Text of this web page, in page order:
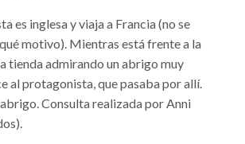
es inglesa y viaja a Francia (no se
motivo). Mientras está frente a la
tienda admirando un abrigo muy
al protagonista, que pasaba por allí.
Consulta realizada por Anni